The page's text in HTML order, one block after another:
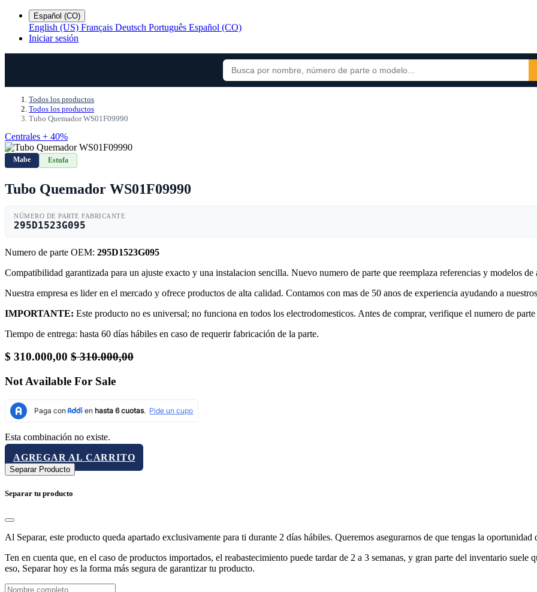
Español (CO)
English (US) Français Deutsch Português Español (CO)
Iniciar sesión
Todos los productos
Todos los productos
Tubo Quemador WS01F09990
Centrales + 40%
Mabe Estufa
Tubo Quemador WS01F09990
NÚMERO DE PARTE FABRICANTE
295D1523G095
Numero de parte OEM: 295D1523G095
Compatibilidad garantizada para un ajuste exacto y una instalacion sencilla. Nuevo numero de parte que reemplaza referencias y modelos de
Nuestra empresa es lider en el mercado y ofrece productos de alta calidad. Contamos con mas de 50 anos de experiencia ayudando a
IMPORTANTE: Este producto no es universal; no funciona en todos los electrodomesticos. Antes de comprar, verifique el numero de
Tiempo de entrega: hasta 60 días hábiles en caso de requerir fabricación de la parte.
$ 310.000,00 $310.000,00
Not Available For Sale
Esta combinación no existe.
AGREGAR AL CARRITO
Separar Producto
Separar tu producto
Al Separar, este producto queda apartado exclusivamente para ti durante 2 días hábiles. Queremos asegurarnos de que tengas la oportunidad
Ten en cuenta que, en el caso de productos importados, el reabastecimiento puede tardar de 2 a 3 semanas, y gran parte del inventario
eso, Separar hoy es la forma más segura de garantizar tu producto.